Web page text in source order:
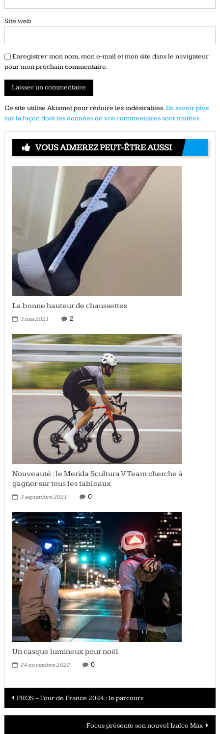
Site web
Enregistrer mon nom, mon e-mail et mon site dans le navigateur
pour mon prochain commentaire.
Ce site utilise Akismet pour réduire les indésirables.En savoir plus
sur la façon dont les données de vos commentaires sont traitées.
VOUS AIMEREZ PEUT-ÊTRE AUSSI
La bonne hauteur de chaussettes
3 mai 2021 2
Nouveauté : le Merida Scultura V Team cherche à
gagner sur tous les tableaux
3 septembre 2021 0
Un casque lumineux pour noël
24 novembre 2022 0
Navigation
des
PROS – Tour de France 2024 : le parcours
Focus présente son nouvel Izalco Max